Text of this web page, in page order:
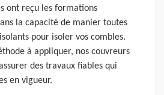
ont reçu les formations
la capacité de manier toutes
pour isoler vos combles.
à appliquer, nos couvreurs
des travaux fiables qui
en vigueur.